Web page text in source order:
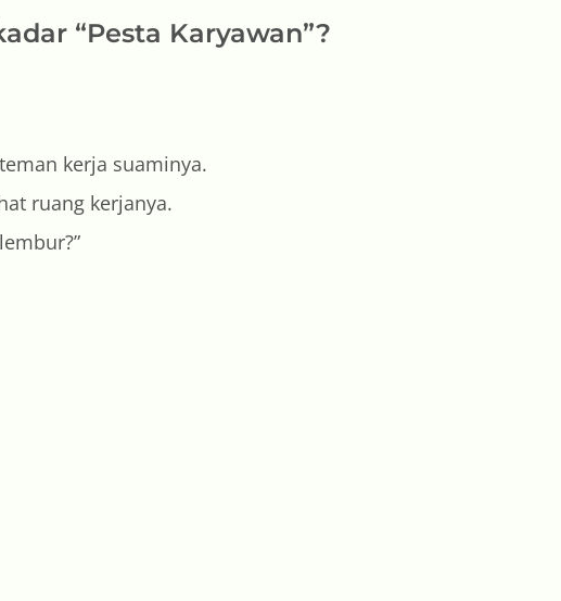
“Pesta Karyawan”?
kerja suaminya.
ruang kerjanya.